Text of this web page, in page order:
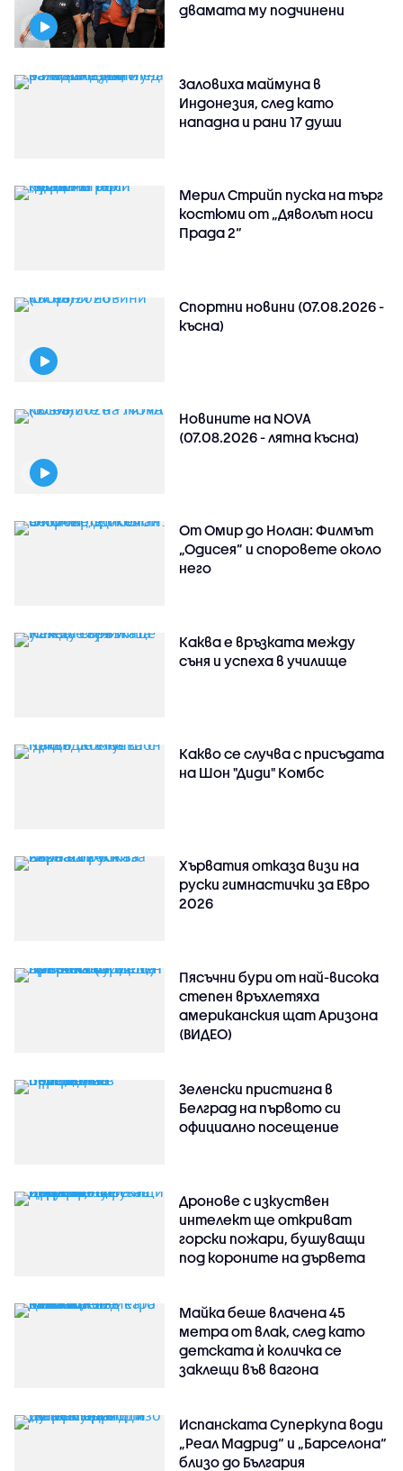
двамата му подчинени
Заловиха маймуна в
Индонезия, след като
нападна и рани 17 души
Мерил Стрийп пуска на търг
костюми от „Дяволът носи
Прада 2“
Спортни новини (07.08.2026 -
късна)
Новините на NOVA
(07.08.2026 - лятна късна)
От Омир до Нолан: Филмът
„Одисея” и споровете около
него
Каква е връзката между
съня и успеха в училище
Какво се случва с присъдата
на Шон "Диди" Комбс
Хърватия отказа визи на
руски гимнастички за Евро
2026
Пясъчни бури от най-висока
степен връхлетяха
американския щат Аризона
(ВИДЕО)
Зеленски пристигна в
Белград на първото си
официално посещение
Дронове с изкуствен
интелект ще откриват
горски пожари, бушуващи
под короните на дървета
Майка беше влачена 45
метра от влак, след като
детската ѝ количка се
заклещи във вагона
Испанската Суперкупа води
„Реал Мадрид“ и „Барселона“
близо до България